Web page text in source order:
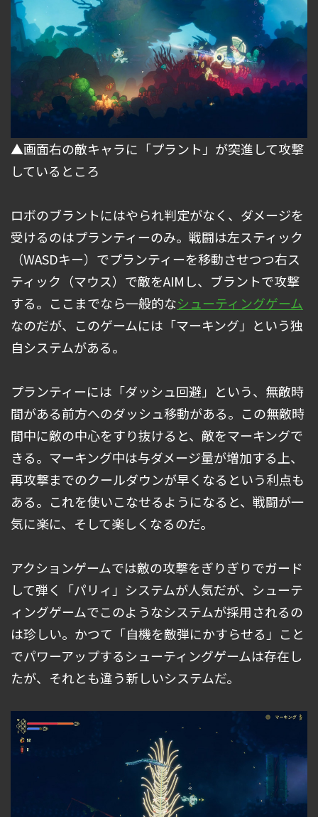
▲画面右の敵キャラに「プラント」が突進して攻撃
しているところ
ロボのブラントにはやられ判定がなく、ダメージを
受けるのはプランティーのみ。戦闘は左スティック
（WASDキー）でプランティーを移動させつつ右ス
ティック（マウス）で敵をAIMし、ブラントで攻撃
する。ここまでなら一般的なシューティングゲーム
なのだが、このゲームには「マーキング」という独
自システムがある。
プランティーには「ダッシュ回避」という、無敵時
間がある前方へのダッシュ移動がある。この無敵時
間中に敵の中心をすり抜けると、敵をマーキングで
きる。マーキング中は与ダメージ量が増加する上、
再攻撃までのクールダウンが早くなるという利点も
ある。これを使いこなせるようになると、戦闘が一
気に楽に、そして楽しくなるのだ。
アクションゲームでは敵の攻撃をぎりぎりでガード
して弾く「パリィ」システムが人気だが、シューテ
ィングゲームでこのようなシステムが採用されるの
は珍しい。かつて「自機を敵弾にかすらせる」こと
でパワーアップするシューティングゲームは存在し
たが、それとも違う新しいシステムだ。